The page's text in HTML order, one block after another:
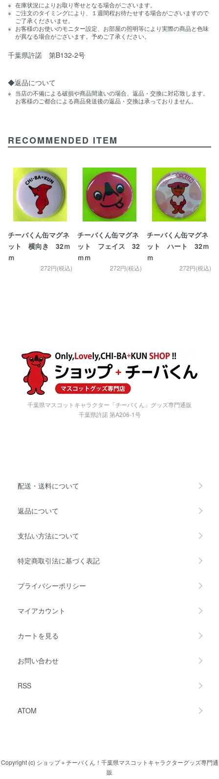
在庫状況によりお取り寄せとなる場合がございます。
ご注文のタイミングにより、１週間程お待たせする場合がございますので
ご了承くださいませ。
お客様のお使いのモニター設定、お部屋の照明等により実際の商品と色味
が異なる場合がございます。予めご了承ください。
千葉県許諾 第B132-2号
◆返品について
当店の不備による破損や商品間違いの場合、返品・交換に対応致します。
お客様のご都合による商品発送後の返品・交換は承っておりません。
RECOMMENDED ITEM
チーバくん缶マグネ
ット 横向き 32ｍ
ｍ
272円(税込)
チーバくん缶マグネ
ット フェイス 32
ｍｍ
272円(税込)
チーバくん缶マグネ
ット ハート 32ｍ
ｍ
272円(税込)
千葉県マスコットキャラクター「チーバくん」グッズ専門通販
千葉県許諾 第A206-1号
配送・送料について
返品について
支払い方法について
特定商取引法に基づく表記
プライバシーポリシー
マイアカウント
カートを見る
お問い合わせ
RSS
ATOM
Copyright (c) ショップ＋チーバくん！千葉県マスコットキャラクターグッズ専門通
販